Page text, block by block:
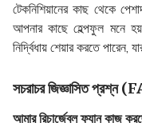
টেকনিশিয়ানের কাছ থেকে
আপনার কাছে হেল্পফুল মনে
নির্দ্বিধায় শেয়ার করতে
সচরাচর জিজ্ঞাসিত প্রশ্ন
আমার রিচার্জেবল ফ্যান কাজ